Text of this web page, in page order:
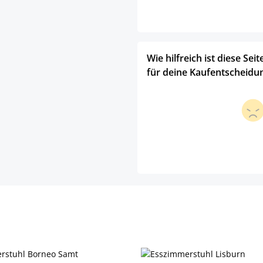
Wie hilfreich ist diese
für deine